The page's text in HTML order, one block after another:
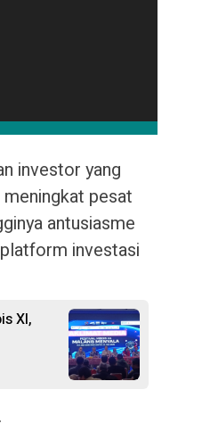
investor yang
pesat
antusiasme
investasi
XI,